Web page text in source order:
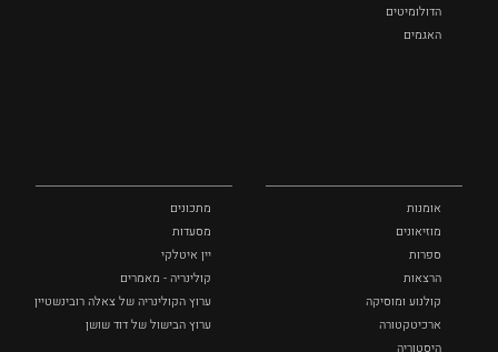
הדולומיטים
האגמים
אומנות
מוזיאונים
ספרות
הרצאות
קולנוע ומוסיקה
ארכיטקטורה
היסטוריה
מתכונים
מסעדות
יין איטלקי
קולינריה - מאמרים
ערוץ הקולינריה של צאלה רובינשטיין
ערוץ הבישול של דוד שושן